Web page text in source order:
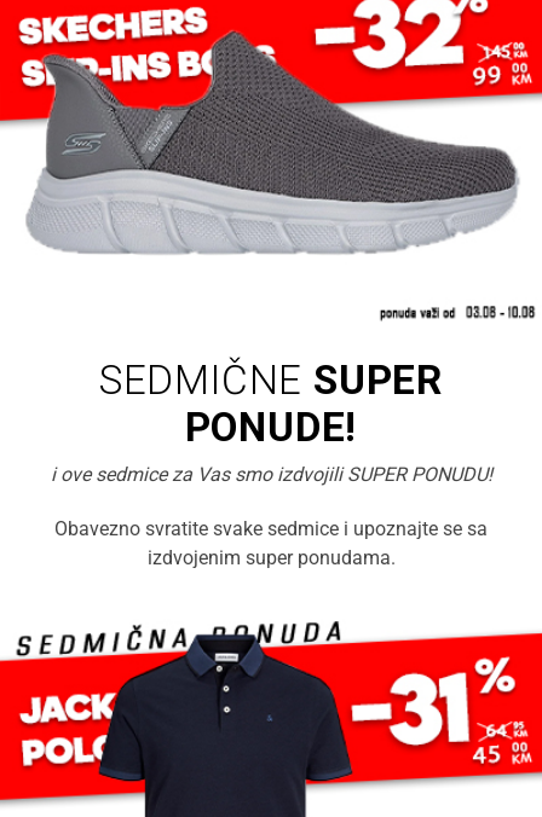
SEDMIČNE SUPER
PONUDE!
i ove sedmice za Vas smo izdvojili SUPER PONUDU!
Obavezno svratite svake sedmice i upoznajte se sa
izdvojenim super ponudama.